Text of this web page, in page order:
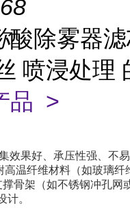
酸除雾器
喷浸处理
品 >
效果好、承压性强、不
高温纤维材料（如玻璃纤
骨架（如不锈钢冲孔网
计。